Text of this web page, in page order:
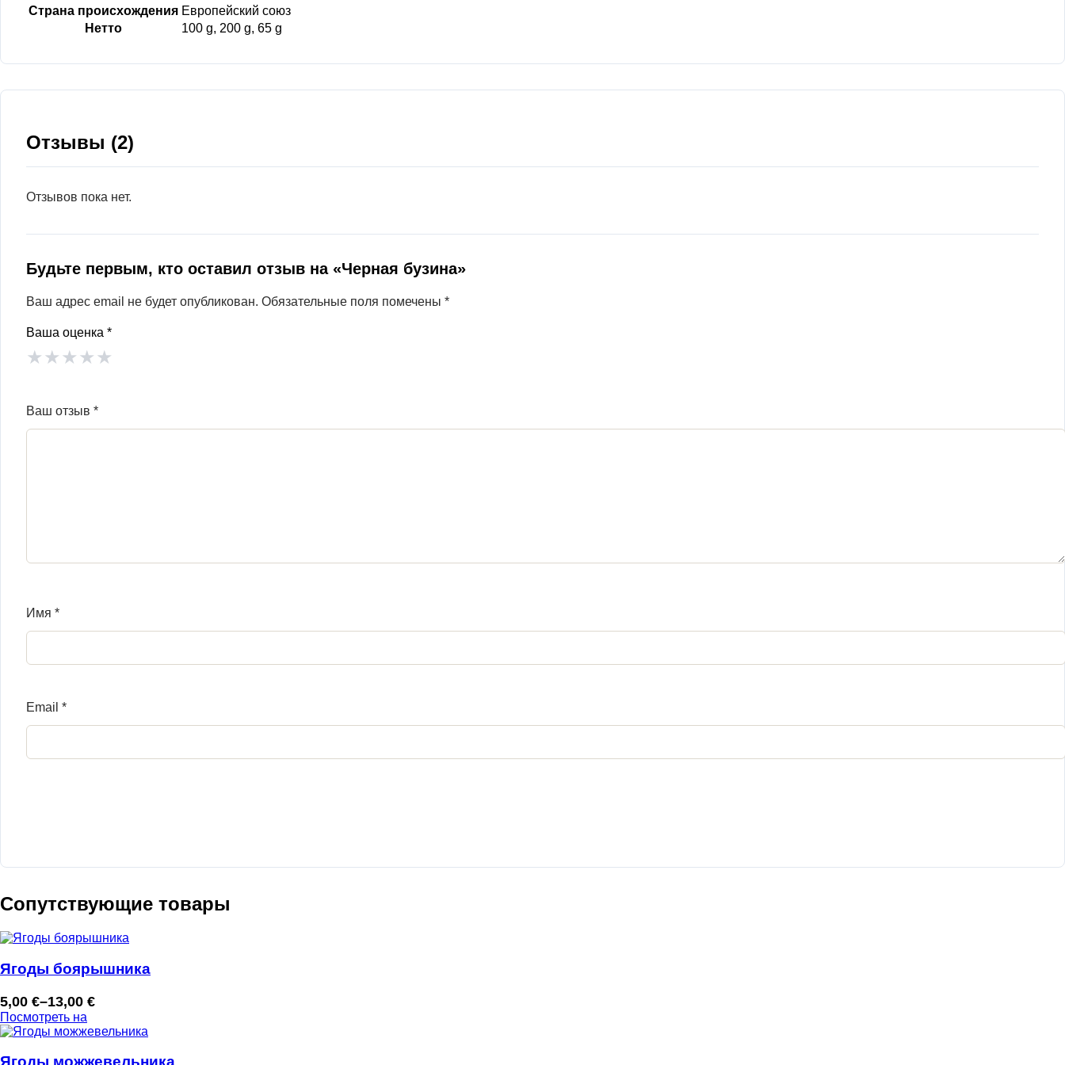
Страна происхождения Европейский союз
Нетто
100 g, 200 g, 65 g
Отзывы (2)
Отзывов пока нет.
Будьте первым, кто оставил отзыв на «Черная бузина»
Ваш адрес email не будет опубликован. Обязательные поля помечены *
Ваша оценка *
★★★★★
Ваш отзыв *
Имя *
Email *
Сопутствующие товары
Ягоды боярышника
5,00 €–13,00 €
Диапазон
цен:
–
Посмотреть на
Ягоды можжевельника